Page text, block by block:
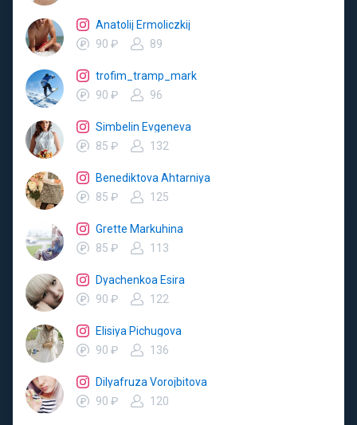
Anatolij Ermoliczkij
90 ₽
89
trofim_tramp_mark
90 ₽
96
Simbelin Evgeneva
85 ₽
132
Benediktova Ahtarniya
85 ₽
125
Grette Markuhina
85 ₽
113
Dyachenkoa Esira
90 ₽
122
Elisiya Pichugova
90 ₽
136
Dilyafruza Vorojbitova
90 ₽
120